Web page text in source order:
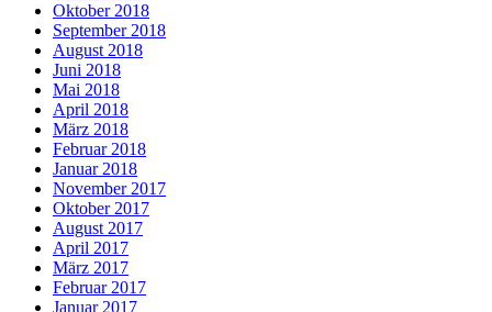
Oktober 2018
September 2018
August 2018
Juni 2018
Mai 2018
April 2018
März 2018
Februar 2018
Januar 2018
November 2017
Oktober 2017
August 2017
April 2017
März 2017
Februar 2017
Januar 2017